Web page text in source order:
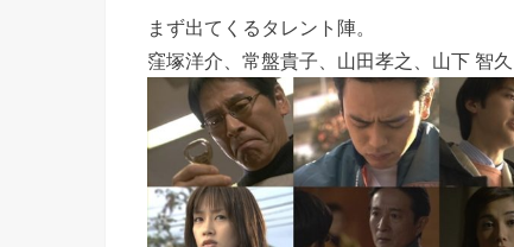
まず出てくるタレント陣。
窪塚洋介、常盤貴子、山田孝之、山下 智